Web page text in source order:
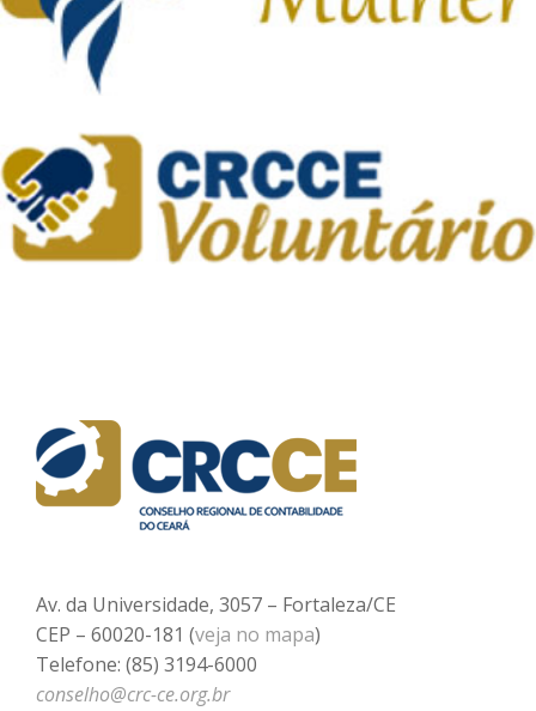
Av. da Universidade, 3057 – Fortaleza/CE
CEP – 60020-181 (veja no mapa)
Telefone: (85) 3194-6000
conselho@crc-ce.org.br